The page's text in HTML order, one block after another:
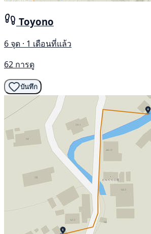
Toyono
6 จุด · 1 เดือนที่แล้ว
62 การดู
บันทึก